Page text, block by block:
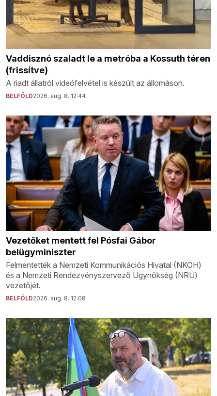
Vaddisznó szaladt le a metróba a Kossuth téren
(frissítve)
A riadt állatról videófelvétel is készült az állomáson.
BELFÖLD2026. aug. 8. 12:44
Vezetőket mentett fel Pósfai Gábor
belügyminiszter
Felmentették a Nemzeti Kommunikációs Hivatal (NKOH)
és a Nemzeti Rendezvényszervező Ügynökség (NRÜ)
vezetőjét.
BELFÖLD2026. aug. 8. 12:08